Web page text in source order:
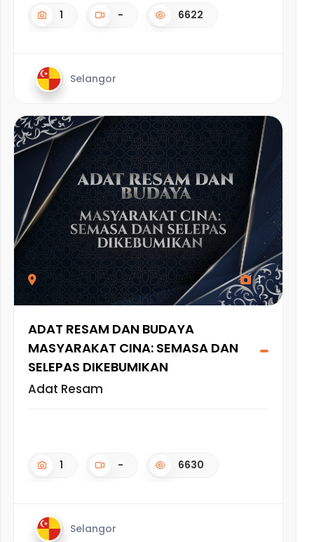
1 - 6622
Selangor
1
ADAT RESAM DAN BUDAYA
MASYARAKAT CINA: SEMASA DAN
SELEPAS DIKEBUMIKAN
Adat Resam
1 - 6630
Selangor